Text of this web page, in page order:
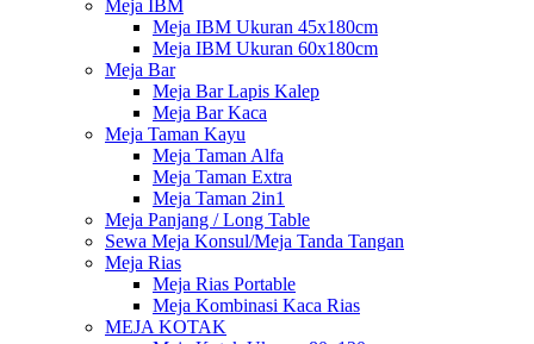
Meja IBM
Meja IBM Ukuran 45x180cm
Meja IBM Ukuran 60x180cm
Meja Bar
Meja Bar Lapis Kalep
Meja Bar Kaca
Meja Taman Kayu
Meja Taman Alfa
Meja Taman Extra
Meja Taman 2in1
Meja Panjang / Long Table
Sewa Meja Konsul/Meja Tanda Tangan
Meja Rias
Meja Rias Portable
Meja Kombinasi Kaca Rias
MEJA KOTAK